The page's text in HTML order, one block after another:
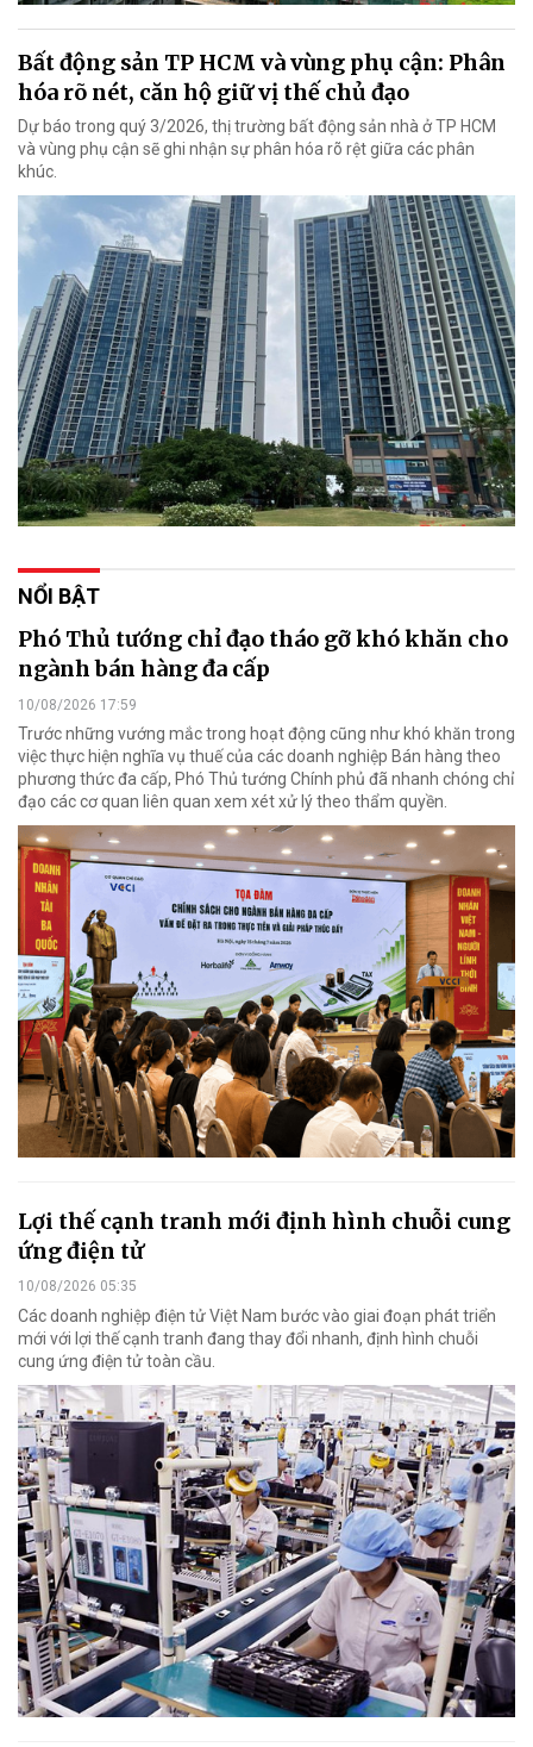
Bất động sản TP HCM và vùng phụ cận: Phân
hóa rõ nét, căn hộ giữ vị thế chủ đạo
Dự báo trong quý 3/2026, thị trường bất động sản nhà ở TP HCM
và vùng phụ cận sẽ ghi nhận sự phân hóa rõ rệt giữa các phân
khúc.
NỔI BẬT
Phó Thủ tướng chỉ đạo tháo gỡ khó khăn cho
ngành bán hàng đa cấp
10/08/2026 17:59
Trước những vướng mắc trong hoạt động cũng như khó khăn trong
việc thực hiện nghĩa vụ thuế của các doanh nghiệp Bán hàng theo
phương thức đa cấp, Phó Thủ tướng Chính phủ đã nhanh chóng chỉ
đạo các cơ quan liên quan xem xét xử lý theo thẩm quyền.
Lợi thế cạnh tranh mới định hình chuỗi cung
ứng điện tử
10/08/2026 05:35
Các doanh nghiệp điện tử Việt Nam bước vào giai đoạn phát triển
mới với lợi thế cạnh tranh đang thay đổi nhanh, định hình chuỗi
cung ứng điện tử toàn cầu.